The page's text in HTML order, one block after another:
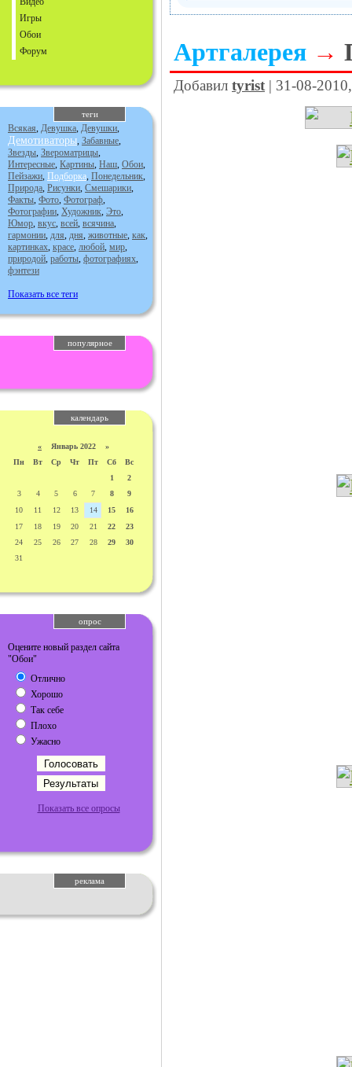
Игры
Обои
Форум
теги
Всякая, Девушка, Девушки,
Демотиваторы, Забавные,
Звезды, Звероматрицы,
Интересные, Картины, Наш, Обои,
Пейзажи, Подборка, Понедельник,
Природа, Рисунки, Смешарики,
Факты, Фото, Фотограф,
Фотографии, Художник, Это,
Юмор, вкус, всей, всячина,
гармонии, для, дня, животные, как,
картинках, красе, любой, мир,
природой, работы, фотографиях,
фэнтези
Показать все теги
популярное
календарь
« Январь 2022 »
Пн
Вт Ср Чт Пт Сб
Вс
1
2
3
4 5 6 7 8
9
10
11 12 13 14 15
16
17
18 19 20 21 22
23
24
25 26 27 28 29
30
31
опрос
Оцените новый раздел сайта
"Обои"
Отлично
Хорошо
Так себе
Плохо
Ужасно
Показать все опросы
реклама
Артгалерея →
Добавил tyrist | 31-08-